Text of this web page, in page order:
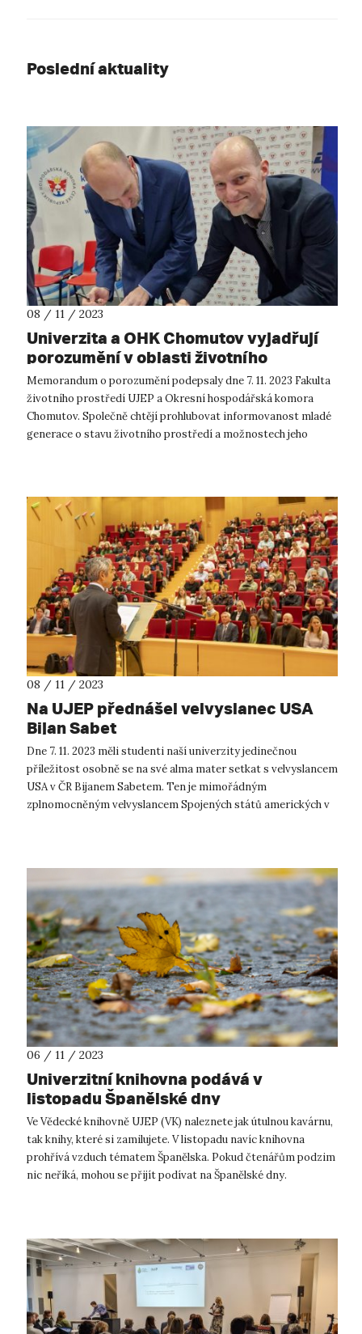
Poslední aktuality
08 / 11 / 2023
Univerzita a OHK Chomutov vyjadřují
porozumění v oblasti životního
prostředí
Memorandum o porozumění podepsaly dne 7. 11. 2023 Fakulta
životního prostředí UJEP a Okresní hospodářská komora
Chomutov. Společně chtějí prohlubovat informovanost mladé
generace o stavu životního prostředí a možnostech jeho
08 / 11 / 2023
Na UJEP přednášel velvyslanec USA
Bijan Sabet
Dne 7. 11. 2023 měli studenti naší univerzity jedinečnou
příležitost osobně se na své alma mater setkat s velvyslancem
USA v ČR Bijanem Sabetem. Ten je mimořádným
zplnomocněným velvyslancem Spojených států amerických v
06 / 11 / 2023
Univerzitní knihovna podává v
listopadu Španělské dny
Ve Vědecké knihovně UJEP (VK) naleznete jak útulnou kavárnu,
tak knihy, které si zamilujete. V listopadu navíc knihovna
prohřívá vzduch tématem Španělska. Pokud čtenářům podzim
nic neříká, mohou se přijít podívat na Španělské dny.